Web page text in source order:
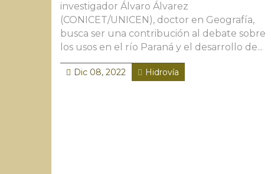
investigador Álvaro Álvarez
(CONICET/UNICEN), doctor en Geografía,
busca ser una contribución al debate sobre
los usos en el río Paraná y el desarrollo de...
Dic 08, 2022 Hidrovía